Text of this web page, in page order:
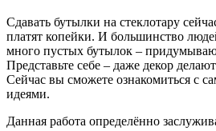
Сдавать бутылки на стеклотару
платят копейки. И большинство
много пустых бутылок –
Представьте себе – даже декор
Сейчас вы сможете ознакомиться с
идеями.
Данная работа определённо